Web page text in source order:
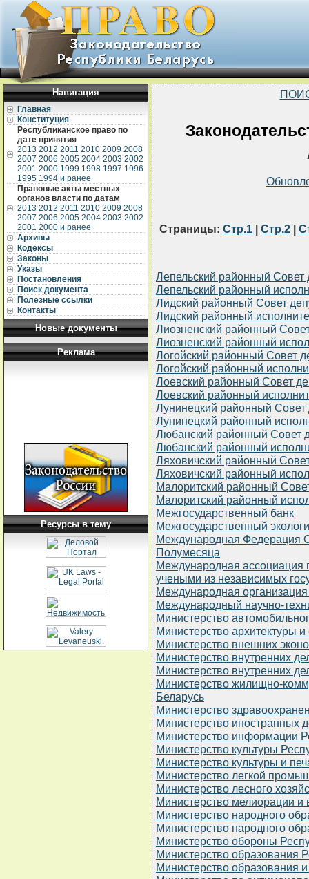
Навигация
Главная
Конституция
Республиканское право по
дате принятия
2013 2012 2011 2010 2009 2008
2007 2006 2005 2004 2003 2002
2001 2000 1999 1998 1997 1996
1995 1994 и ранее
Правовые акты местных
органов власти по датам
2013 2012 2011 2010 2009 2008
2007 2006 2005 2004 2003 2002
2001 2000 и ранее
Архивы
Кодексы
Законы
Указы
Постановления
Поиск документа
Полезные ссылки
Контакты
Новые документы
Реклама
Ресурсы в тему
Страницы: Стр.1 | Стр.2 |
Лепельский районный Совет
Лепельский районный
Лидский районный Совет
Лидский районный
Лиозненский районный
Лиозненский районный
Логойский районный Совет
Логойский районный
Лоевский районный Совет
Лоевский районный
Лунинецкий районный Совет
Лунинецкий районный
Любанский районный Совет
Любанский районный
Ляховичский районный
Ляховичский районный
Малоритский районный
Малоритский районный
Межгосударственный банк
Межгосударственный
Международная Федерация
Полумесяца
Международная ассоциация
учеными из независимых
Международная
Международный научно-
Министерство
Министерство архитектуры
Министерство внешних
Министерство внутренних
Министерство внутренних
Министерство жилищно-
Беларусь
Министерство
Министерство иностранных
Министерство информации
Министерство культуры
Министерство культуры и
Министерство легкой
Министерство лесного
Министерство мелиорации и
Министерство народного
Министерство народного
Министерство обороны
Министерство образования
Министерство образования